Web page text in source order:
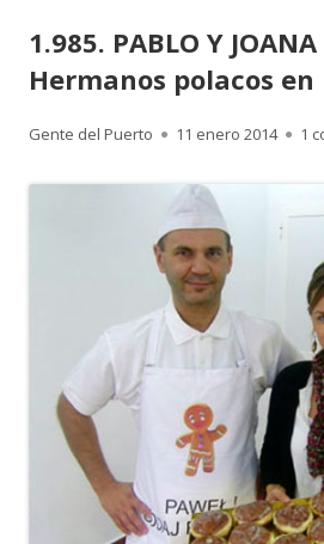
1.985. PABLO Y
Hermanos polacos en
Autor
Gente del Puerto
Publicado
11 enero 2014 1